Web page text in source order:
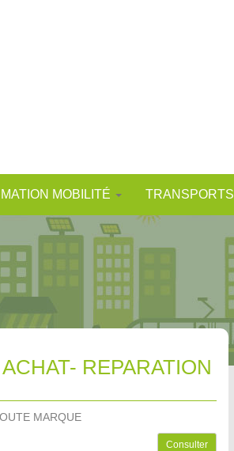
MOBILITÉ TRANSPORTS
REPARATION
MARQUE
Consulter